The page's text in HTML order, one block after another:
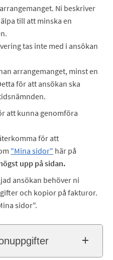
Ni beskriver
till att minska en
tas inte med i ansökan
arrangemanget, minst en
för att ansökan ska
att kunna genomföra
för att
"Mina sidor" här på
upp på sidan.
ansökan behöver ni
och kopior på fakturor.
sidor".